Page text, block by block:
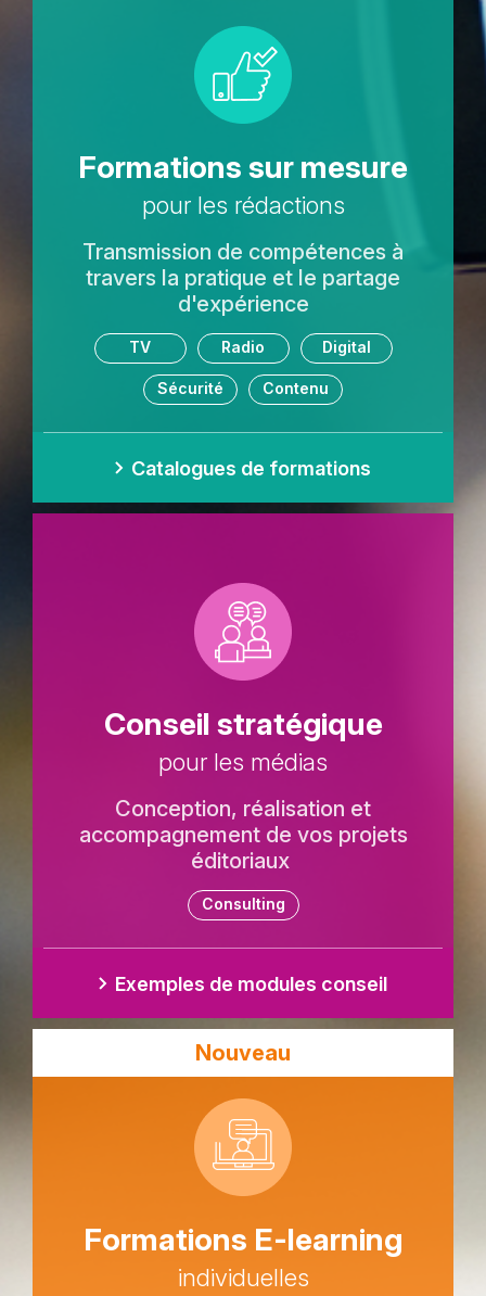
Picto
Titre
Formations sur mesure
titre
pour les rédactions
Description
texte
Transmission de compétences à
travers la pratique et le partage
d'expérience
TV Radio Digital
Sécurité Contenu
Catalogues de formations
Picto
TitreConseil stratégique
pour les médias
Description
texte
Conception, réalisation et
accompagnement de vos projets
éditoriaux
Consulting
Exemples de modules conseil
Nouveau
Picto
Titre
Formations E-learning
individuelles